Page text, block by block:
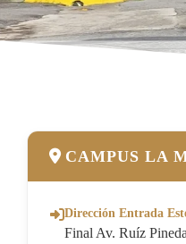
CAMPUS LA
Dirección Entrada
Final Av. Ruíz